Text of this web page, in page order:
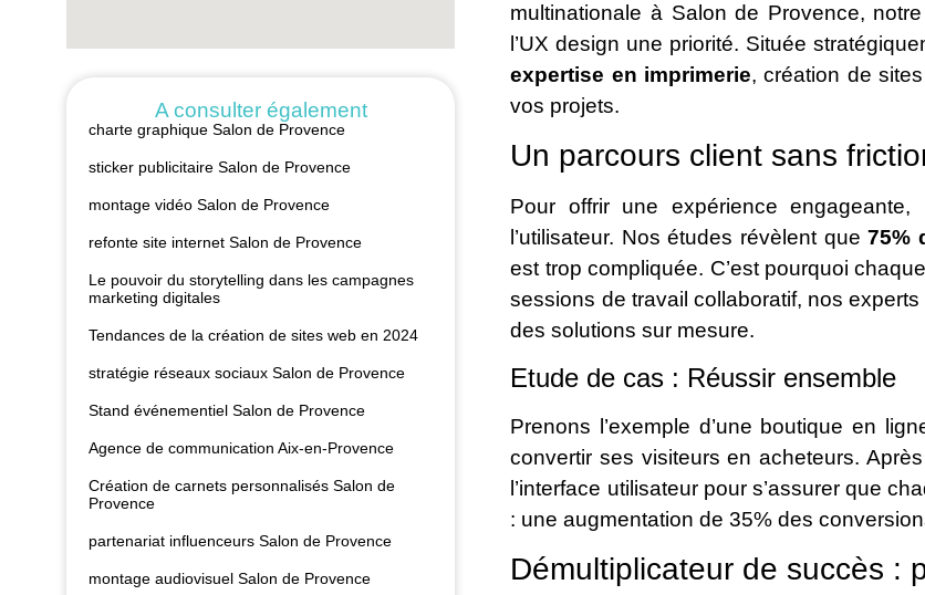
A consulter également
charte graphique Salon de Provence
sticker publicitaire Salon de Provence
montage vidéo Salon de Provence
refonte site internet Salon de Provence
Le pouvoir du storytelling dans les campagnes
marketing digitales
Tendances de la création de sites web en 2024
stratégie réseaux sociaux Salon de Provence
Stand événementiel Salon de Provence
Agence de communication Aix-en-Provence
Création de carnets personnalisés Salon de
Provence
partenariat influenceurs Salon de Provence
montage audiovisuel Salon de Provence
multinationale à Salon de Provence,
l’UX design une priorité. Située
expertise en imprimerie, création de
vos projets.
Un parcours client sans
Pour offrir une expérience
l’utilisateur. Nos études révèlent que75%
est trop compliquée. C’est pourquoi
sessions de travail collaboratif, nos
des solutions sur mesure.
Etude de cas : Réussir ensemble
Prenons l’exemple d’une boutique en
convertir ses visiteurs en acheteurs.
l’interface utilisateur pour s’assurer que
: une augmentation de 35% des
Démultiplicateur de succès :